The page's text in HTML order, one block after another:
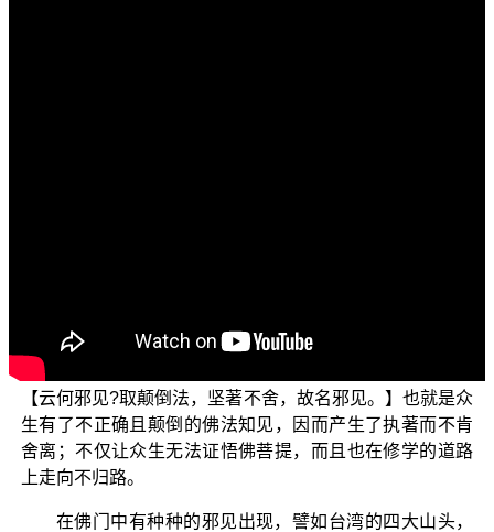
断常二边而成为心外求法的外道。所谓的邪见，就是知见
不正确，而且是颠倒的，正如《正法念处经》卷33所说：
【云何邪见?取颠倒法，坚著不舍，故名邪见。】也就是众
生有了不正确且颠倒的佛法知见，因而产生了执著而不肯
舍离；不仅让众生无法证悟佛菩提，而且也在修学的道路
上走向不归路。
在佛门中有种种的邪见出现，譬如台湾的四大山头，